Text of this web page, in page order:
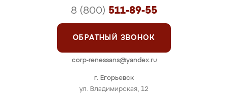
г. Егорьевск
ул. Владимирская, 12
8 (800) 511-89-55
ОБРАТНЫЙ ЗВОНОК
corp-renessans@yandex.ru